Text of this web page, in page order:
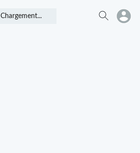
Chargement...